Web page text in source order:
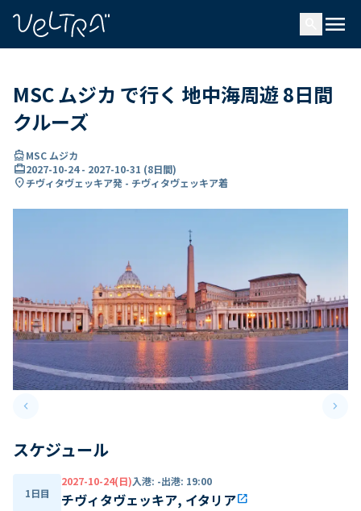
menu
MSC ムジカ で行く 地中海周遊 8日間
クルーズ
directions_boatMSC ムジカ
card_travel2027-10-24- 2027-10-31 (8日間)
location_onチヴィタヴェッキア発 - チヴィタヴェッキア着
keyboard_arrow_leftPrevious slide keyboard_arrow_right
スケジュール
1日目
2027-10-24(日)入港: -出港: 19:00
チヴィタヴェッキア, イタリアopen_in_new